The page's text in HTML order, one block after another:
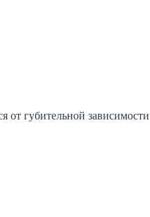
от губительной